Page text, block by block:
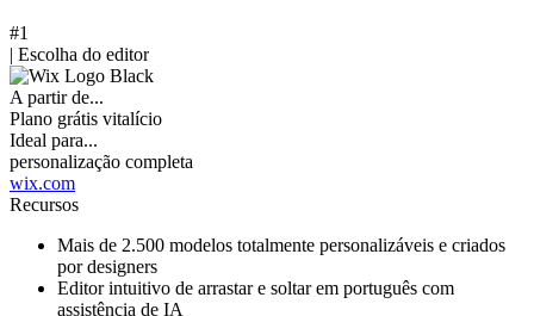
#1
| Escolha do editor
A partir de...
Plano grátis vitalício
Ideal para...
personalização completa
wix.com
Recursos
Mais de 2.500 modelos totalmente personalizáveis e criados
por designers
Editor intuitivo de arrastar e soltar em português com
assistência de IA